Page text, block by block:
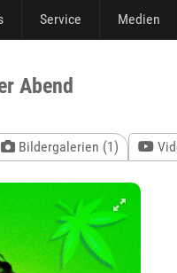
Service Medien
Abend
Bildergalerien (1)